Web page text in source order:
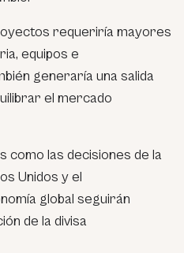
requeriría mayores
equipos e
generaría una salida
el mercado
como las decisiones de la
Unidos y el
global seguirán
de la divisa